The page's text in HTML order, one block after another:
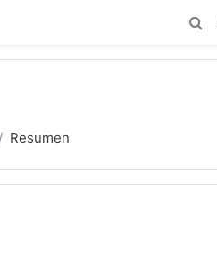
Resumen